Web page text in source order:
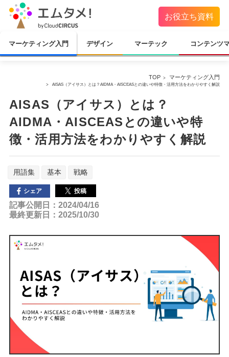
お役立ち資料
マーケティング入門 デザイン マーテック コンテンツ
TOP マーケティング入門
AISAS（アイサス）とは？AIDMA・AISCEASとの違いや特徴・活用方法をわかりやすく解説
AISAS（アイサス）とは？
AIDMA・AISCEASとの違いや特
徴・活用方法をわかりやすく解説
用語集 基本 戦略
シェア 投稿
記事公開日：2024/04/16
最終更新日：2025/10/30